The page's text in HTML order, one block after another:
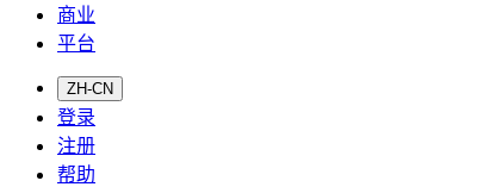
商业
平台
ZH-CN
登录
注册
帮助